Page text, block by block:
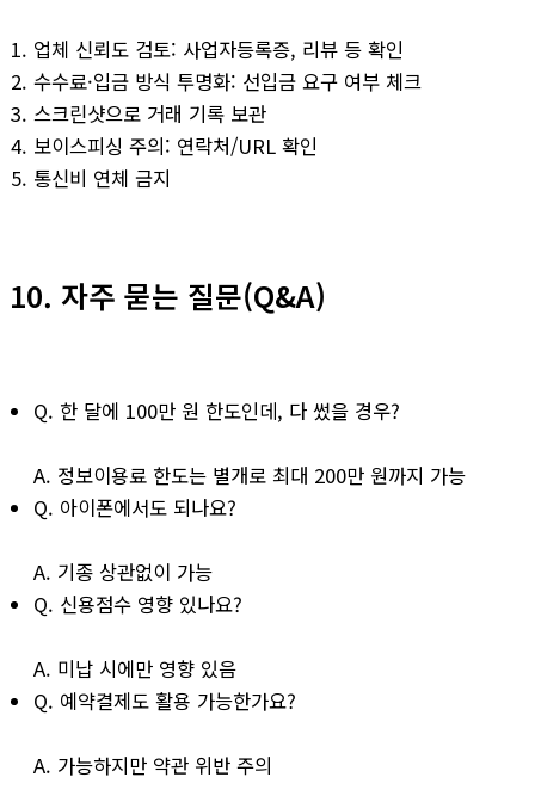
업체 신뢰도 검토: 사업자등록증, 리뷰 등 확인
수수료·입금 방식 투명화: 선입금 요구 여부 체크
스크린샷으로 거래 기록 보관
보이스피싱 주의: 연락처/URL 확인
통신비 연체 금지
10. 자주 묻는 질문(Q&A)
Q. 한 달에 100만 원 한도인데, 다 썼을 경우?
A. 정보이용료 한도는 별개로 최대 200만 원까지 가능
Q. 아이폰에서도 되나요?
A. 기종 상관없이 가능
Q. 신용점수 영향 있나요?
A. 미납 시에만 영향 있음
Q. 예약결제도 활용 가능한가요?
A. 가능하지만 약관 위반 주의